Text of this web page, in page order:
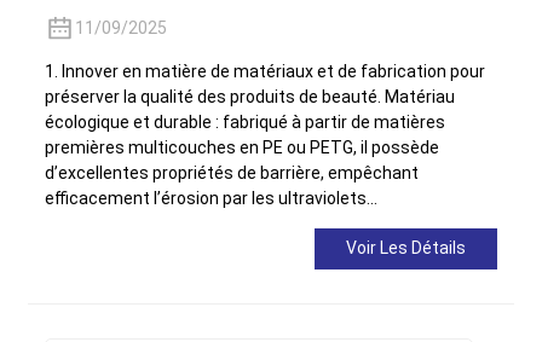
11/09/2025
1. Innover en matière de matériaux et de fabrication pour
préserver la qualité des produits de beauté. Matériau
écologique et durable : fabriqué à partir de matières
premières multicouches en PE ou PETG, il possède
d’excellentes propriétés de barrière, empêchant
efficacement l’érosion par les ultraviolets…
Voir Les Détails